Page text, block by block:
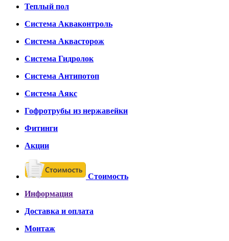
Теплый пол
Система Акваконтроль
Система Аквасторож
Система Гидролок
Система Антипотоп
Система Аякс
Гофротрубы из нержавейки
Фитинги
Акции
Стоимость
Информация
Доставка и оплата
Монтаж